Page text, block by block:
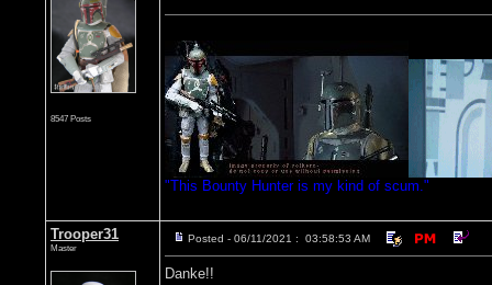
8547 Posts
"This Bounty Hunter is my kind of scum."
Trooper31
Master
Posted - 06/11/2021 : 03:58:53 AM
Danke!!